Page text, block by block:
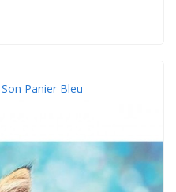
Panier Bleu